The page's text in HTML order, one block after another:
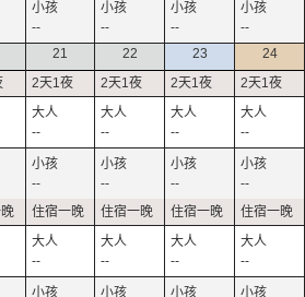
-- -- --
--
21
--
--
--
22
--
--
--
23
--
--
--
24
--
--
--